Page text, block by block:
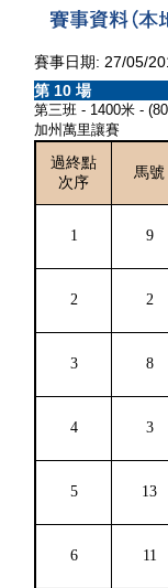
賽事日期: 27/05/
第 10 場
第三班 - 1400米 -
加州萬里讓賽
過終點
次序
馬號
1 9
2 2
3 8
4 3
5 13
6 11